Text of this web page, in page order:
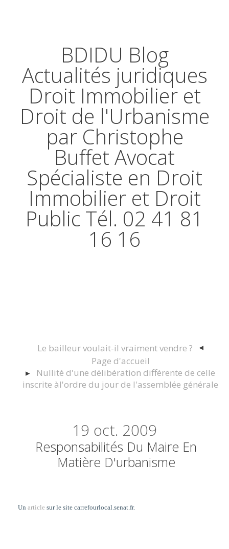
BDIDU Blog
Actualités juridiques
Droit Immobilier et
Droit de l'Urbanisme
par Christophe
Buffet Avocat
Spécialiste en Droit
Immobilier et Droit
Public Tél. 02 41 81
16 16
Le bailleur voulait-il vraiment vendre ?
Page d'accueil
Nullité d'une délibération différente de celle
inscrite àl'ordre du jour de l'assemblée générale
19 oct. 2009
Responsabilités Du Maire En
Matière D'urbanisme
Un article sur le site carrefourlocal.senat.fr.